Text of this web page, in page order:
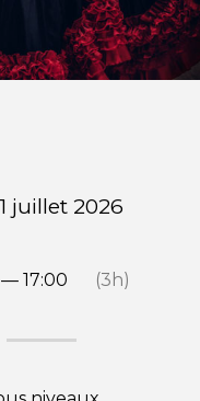
juillet 2026
17:00 (3h)